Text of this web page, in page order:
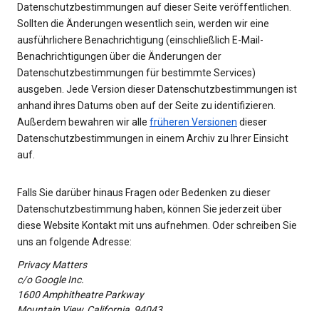
Datenschutzbestimmungen auf dieser Seite veröffentlichen.
Sollten die Änderungen wesentlich sein, werden wir eine
ausführlichere Benachrichtigung (einschließlich E-Mail-
Benachrichtigungen über die Änderungen der
Datenschutzbestimmungen für bestimmte Services)
ausgeben. Jede Version dieser Datenschutzbestimmungen ist
anhand ihres Datums oben auf der Seite zu identifizieren.
Außerdem bewahren wir alle früheren Versionen dieser
Datenschutzbestimmungen in einem Archiv zu Ihrer Einsicht
auf.
Falls Sie darüber hinaus Fragen oder Bedenken zu dieser
Datenschutzbestimmung haben, können Sie jederzeit über
diese Website Kontakt mit uns aufnehmen. Oder schreiben Sie
uns an folgende Adresse:
Privacy Matters
c/o Google Inc.
1600 Amphitheatre Parkway